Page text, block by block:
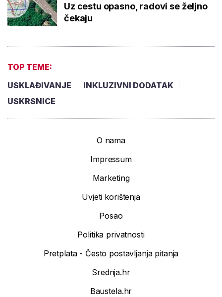
Uz cestu opasno, radovi se željno
čekaju
TOP TEME:
USKLAĐIVANJE
INKLUZIVNI DODATAK
USKRSNICE
O nama
Impressum
Marketing
Uvjeti korištenja
Posao
Politika privatnosti
Pretplata - Često postavljanja pitanja
Srednja.hr
Baustela.hr